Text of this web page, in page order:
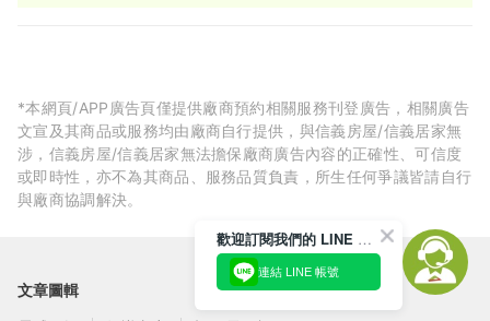
*本網頁/APP廣告頁僅提供廠商預約相關服務刊登廣告，相關廣告
文宣及其商品或服務均由廠商自行提供，與信義房屋/信義居家無
涉，信義房屋/信義居家無法擔保廠商廣告內容的正確性、可信度
或即時性，亦不為其商品、服務品質負責，所生任何爭議皆請自行
與廠商協調解決。
文章圖輯
歡迎訂閱我們的 LINE 官方帳號
連結 LINE 帳號